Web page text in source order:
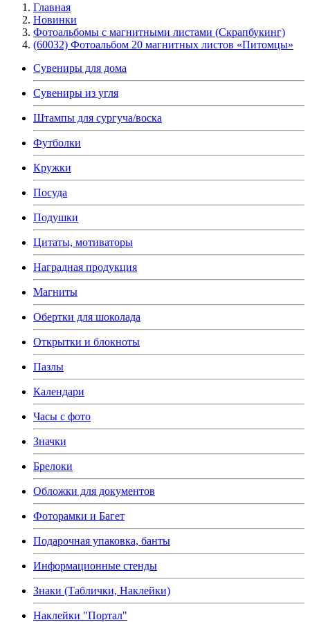
Главная
Новинки
Фотоальбомы с магнитными листами (Скрапбукинг)
(60032) Фотоальбом 20 магнитных листов «Питомцы»
Сувениры для дома
Сувениры из угля
Штампы для сургуча/воска
Футболки
Кружки
Посуда
Подушки
Цитаты, мотиваторы
Наградная продукция
Магниты
Обертки для шоколада
Открытки и блокноты
Пазлы
Календари
Часы с фото
Значки
Брелоки
Обложки для документов
Фоторамки и Багет
Подарочная упаковка, банты
Информационные стенды
Знаки (Таблички, Наклейки)
Наклейки "Портал"